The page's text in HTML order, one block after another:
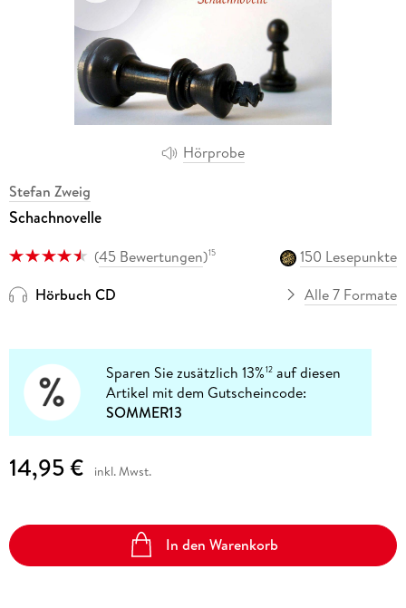
Hörprobe
Stefan Zweig
Schachnovelle
(45 Bewertungen)15
150 Lesepunkte
Hörbuch CD
Alle 7 Formate
Sparen Sie zusätzlich 13%12 auf diesen
Artikel mit dem Gutscheincode:
SOMMER13
14,95 € inkl. Mwst.
In den Warenkorb